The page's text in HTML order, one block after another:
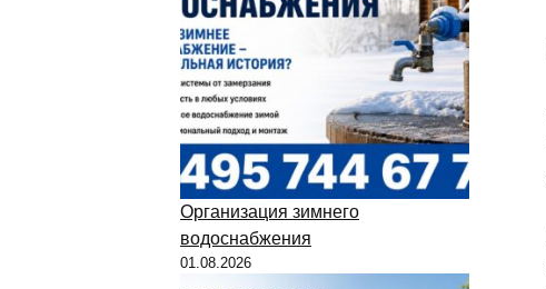
Организация зимнего
водоснабжения
01.08.2026